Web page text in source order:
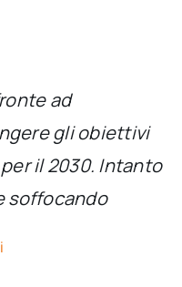
ad
gli obiettivi
il 2030. Intanto
soffocando